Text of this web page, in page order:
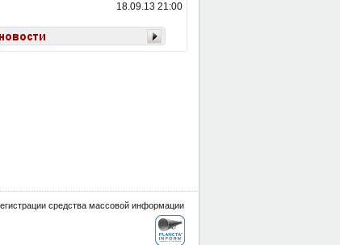
18.09.13 21:00
средства массовой информации